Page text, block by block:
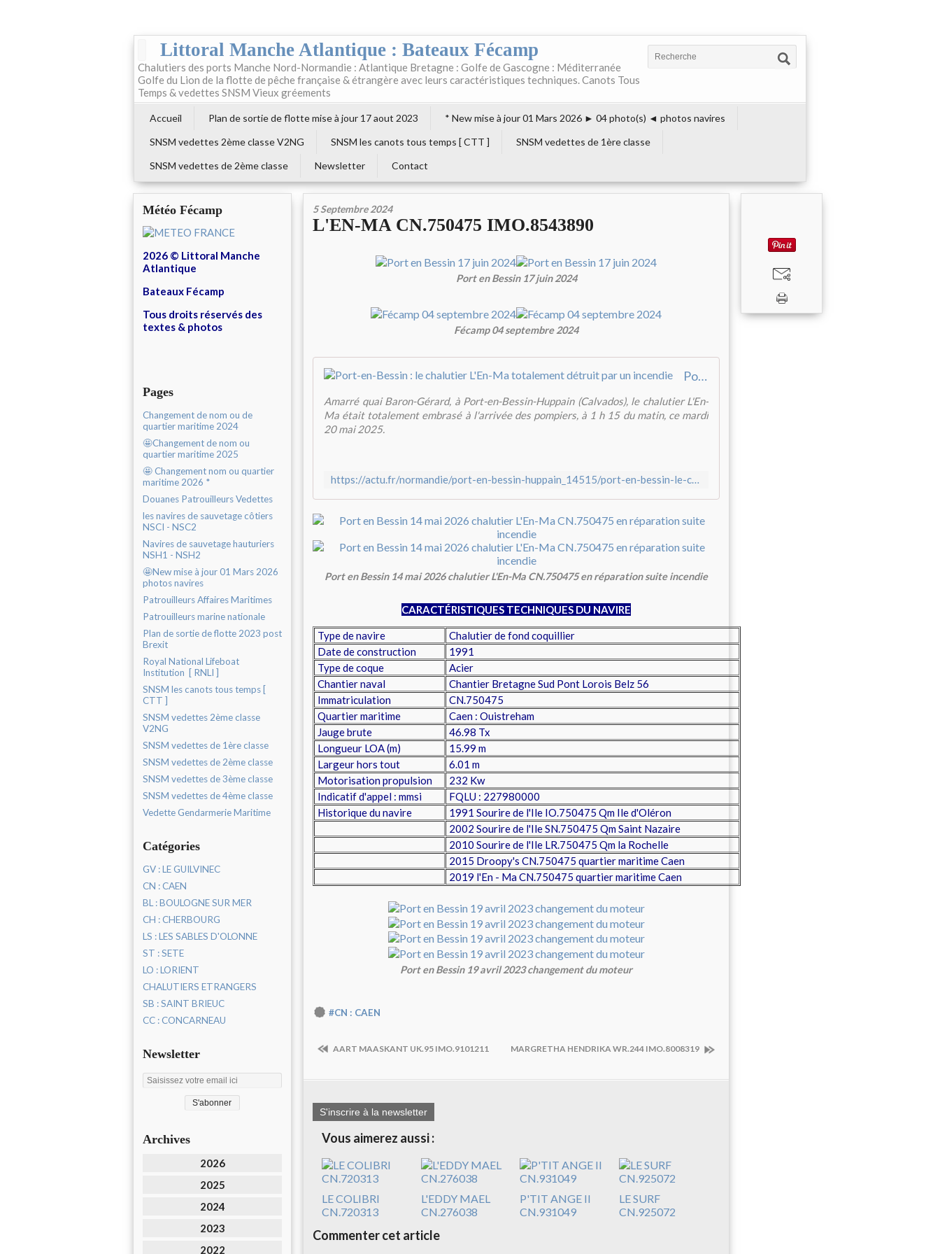
Littoral Manche Atlantique : Bateaux Fécamp
Chalutiers des ports Manche Nord-Normandie : Atlantique Bretagne : Golfe de Gascogne : Méditerranée
Golfe du Lion de la flotte de pêche française & étrangère avec leurs caractéristiques techniques. Canots Tous
Temps & vedettes SNSM Vieux gréements
Accueil Plan de sortie de flotte mise à jour 17 aout 2023
* New mise à jour 01 Mars 2026 ► 04 photo(s) ◄ photos navires
SNSM vedettes 2ème classe V2NG
SNSM les canots tous temps [ CTT ]
SNSM vedettes de 1ère classe
SNSM vedettes de 2ème classe
Newsletter Contact
Météo Fécamp
2026 © Littoral Manche
Atlantique
Bateaux Fécamp
Tous droits réservés des
textes & photos
Pages
Changement de nom ou de
quartier maritime 2024
🤩Changement de nom ou
quartier maritime 2025
🤩 Changement nom ou quartier
maritime 2026 *
Douanes Patrouilleurs Vedettes
les navires de sauvetage côtiers
NSCI - NSC2
Navires de sauvetage hauturiers
NSH1 - NSH2
🤩New mise à jour 01 Mars 2026
photos navires
Patrouilleurs Affaires Maritimes
Patrouilleurs marine nationale
Plan de sortie de flotte 2023 post
Brexit
Royal National Lifeboat
Institution [ RNLI ]
SNSM les canots tous temps [
CTT ]
SNSM vedettes 2ème classe
V2NG
SNSM vedettes de 1ère classe
SNSM vedettes de 2ème classe
SNSM vedettes de 3ème classe
SNSM vedettes de 4ème classe
Vedette Gendarmerie Maritime
Catégories
GV : LE GUILVINEC
CN : CAEN
BL : BOULOGNE SUR MER
CH : CHERBOURG
LS : LES SABLES D'OLONNE
ST : SETE
LO : LORIENT
CHALUTIERS ETRANGERS
SB : SAINT BRIEUC
CC : CONCARNEAU
Newsletter
Archives
2026
2025
2024
2023
2022
5 Septembre 2024
L'EN-MA CN.750475 IMO.8543890
Port en Bessin 17 juin 2024
Fécamp 04 septembre 2024
Port-en-Bessin : le chalutier L'En-Ma totalement détruit par un incendie
Amarré quai Baron-Gérard, à Port-en-Bessin-Huppain (Calvados), le chalutier L'En-
Ma était totalement embrasé à l'arrivée des pompiers, à 1 h 15 du matin, ce mardi
20 mai 2025.
https://actu.fr/normandie/port-en-bessin-huppain_14515/port-en-bessin-le-chalutier-len-ma-totalement-detruit-par-un-incendie_62659682.html
Port en Bessin 14 mai 2026 chalutier L'En-Ma CN.750475 en réparation suite incendie
CARACTÉRISTIQUES TECHNIQUES DU NAVIRE
Type de navire
Chalutier de fond coquillier
Date de construction
1991
Type de coque
Acier
Chantier naval
Chantier Bretagne Sud Pont Lorois Belz 56
Immatriculation
CN.750475
Quartier maritime
Caen : Ouistreham
Jauge brute
46.98 Tx
Longueur LOA (m)
15.99 m
Largeur hors tout
6.01 m
Motorisation propulsion
232 Kw
Indicatif d'appel : mmsi
FQLU : 227980000
Historique du navire
1991 Sourire de l'Ile IO.750475 Qm Ile d'Oléron
2002 Sourire de l'Ile SN.750475 Qm Saint Nazaire
2010 Sourire de l'Ile LR.750475 Qm la Rochelle
2015 Droopy's CN.750475 quartier maritime Caen
2019 l'En - Ma CN.750475 quartier maritime Caen
Port en Bessin 19 avril 2023 changement du moteur
#CN : CAEN
AART MAASKANT UK.95 IMO.9101211 MARGRETHA HENDRIKA WR.244 IMO.8008319
S'inscrire à la newsletter
Vous aimerez aussi :
LE COLIBRI
CN.720313
L'EDDY MAEL
CN.276038
P'TIT ANGE II
CN.931049
LE SURF
CN.925072
Commenter cet article